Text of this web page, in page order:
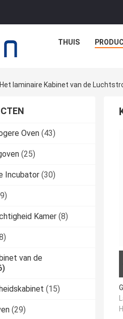
THUIS
Het laminaire Kabinet van de
Oven (43)
(25)
Incubator (30)
Kamer (8)
van de
(15)
(29)